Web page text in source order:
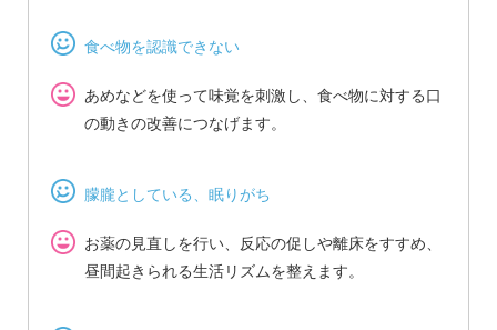
食べ物を認識できない
あめなどを使って味覚を刺激し、食べ物に対する口
の動きの改善につなげます。
朦朧としている、眠りがち
お薬の見直しを行い、反応の促しや離床をすすめ、
昼間起きられる生活リズムを整えます。